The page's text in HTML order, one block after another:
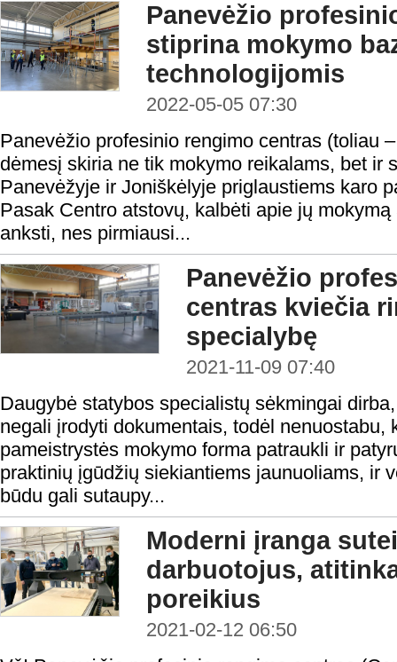
Panevėžio
stiprina mokymo
technologijomis
2022-05-05 07:30
Panevėžio profesinio rengimo centras (toliau
dėmesį skiria ne tik mokymo reikalams, bet ir
Panevėžyje ir Joniškėlyje priglaustiems karo
Pasak Centro atstovų, kalbėti apie jų
anksti, nes pirmiausi...
Panevėžio
centras kviečia
specialybę
2021-11-09 07:40
Daugybė statybos specialistų sėkmingai
negali įrodyti dokumentais, todėl nenuostabu,
pameistrystės mokymo forma patraukli ir
praktinių įgūdžių siekiantiems jaunuoliams, ir
būdu gali sutaupy...
Moderni įranga
darbuotojus,
poreikius
2021-02-12 06:50